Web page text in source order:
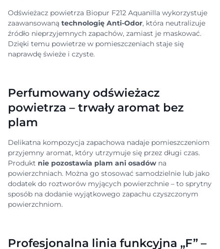
Odświeżacz powietrza Biopur F212 Aquanilla wykorzystuje
zaawansowaną technologię Anti-Odor, która neutralizuje
źródło nieprzyjemnych zapachów, zamiast je maskować.
Dzięki temu powietrze w pomieszczeniach staje się
naprawdę świeże i czyste.
Perfumowany odświeżacz
powietrza – trwały aromat bez
plam
Delikatna kompozycja zapachowa nadaje pomieszczeniom
przyjemny aromat, który utrzymuje się przez długi czas.
Produkt nie pozostawia plam ani osadów na
powierzchniach. Można go stosować samodzielnie lub jako
dodatek do roztworów myjących powierzchnie – to sprytny
sposób na dodanie wyjątkowego zapachu czyszczonym
powierzchniom.
Profesjonalna linia funkcyjna „F” –